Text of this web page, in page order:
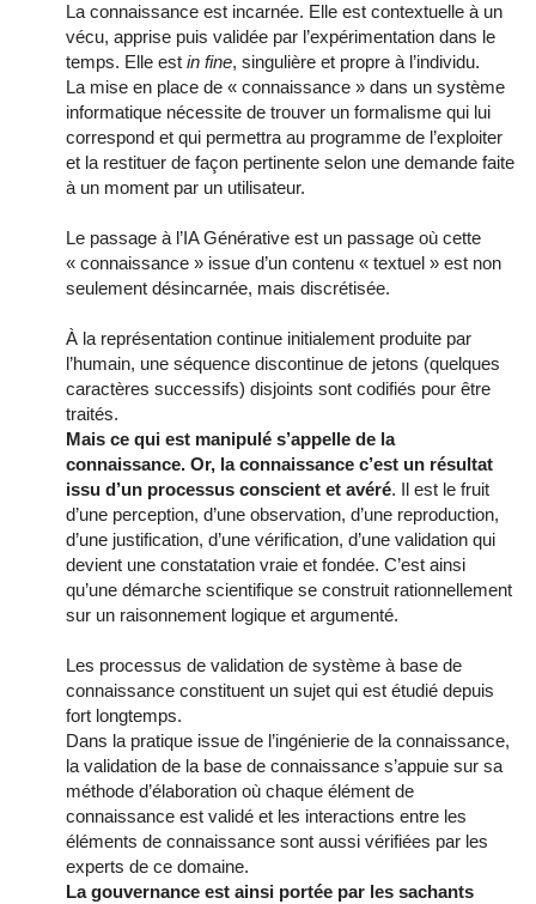
La connaissance est incarnée. Elle est contextuelle à un
vécu, apprise puis validée par l’expérimentation dans le
temps. Elle est in fine, singulière et propre à l’individu.
La mise en place de « connaissance » dans un système
informatique nécessite de trouver un formalisme qui lui
correspond et qui permettra au programme de l’exploiter
et la restituer de façon pertinente selon une demande faite
à un moment par un utilisateur.
Le passage à l’IA Générative est un passage où cette
« connaissance » issue d’un contenu « textuel » est non
seulement désincarnée, mais discrétisée.
À la représentation continue initialement produite par
l’humain, une séquence discontinue de jetons (quelques
caractères successifs) disjoints sont codifiés pour être
traités.
Mais ce qui est manipulé s’appelle de la
connaissance. Or, la connaissance c’est un résultat
issu d’un processus conscient et avéré. Il est le fruit
d’une perception, d’une observation, d’une reproduction,
d’une justification, d’une vérification, d’une validation qui
devient une constatation vraie et fondée. C’est ainsi
qu’une démarche scientifique se construit rationnellement
sur un raisonnement logique et argumenté.
Les processus de validation de système à base de
connaissance constituent un sujet qui est étudié depuis
fort longtemps.
Dans la pratique issue de l’ingénierie de la connaissance,
la validation de la base de connaissance s’appuie sur sa
méthode d’élaboration où chaque élément de
connaissance est validé et les interactions entre les
éléments de connaissance sont aussi vérifiées par les
experts de ce domaine.
La gouvernance est ainsi portée par les sachants